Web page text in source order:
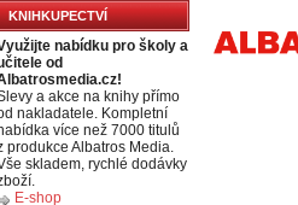
KNIHKUPECTVÍ
nabídku pro školy a
od
a akce na knihy přímo
nakladatele. Kompletní
více než 7000 titulů
produkce Albatros Media.
skladem, rychlé dodávky
E-shop